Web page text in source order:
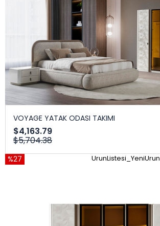
VOYAGE YATAK ODASI TAKIMI
$4,163.79
$5,704.38
%27 UrunListesi_YeniUrun